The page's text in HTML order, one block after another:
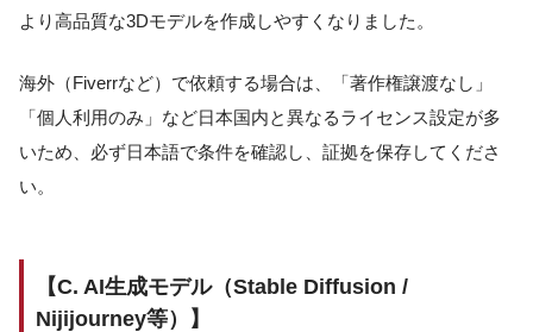
より高品質な3Dモデルを作成しやすくなりました。
海外（Fiverrなど）で依頼する場合は、「著作権譲渡なし」
「個人利用のみ」など日本国内と異なるライセンス設定が多
いため、必ず日本語で条件を確認し、証拠を保存してくださ
い。
【C. AI生成モデル（Stable Diffusion /
Nijijourney等）】